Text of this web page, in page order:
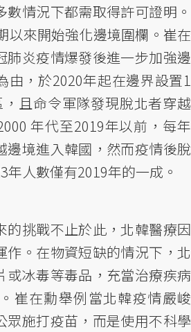
情況下都需取得許可證明。
以來開始強化邊境圍欄。崔在
肺炎疫情爆發後進一步加強邊
由，於2020年起在邊界設置1
且命令軍隊發現脫北者穿越
年代至2019年以前，每年
邊境進入韓國，然而疫情後脫
年人數僅有2019年的一成。
的挑戰不止於此，北韓醫療因
作。在物資短缺的情況下，北
或冰毒等毒品，充當治療疾病
崔在勳舉例當北韓疫情嚴峻
眾施打疫苗，而是使用不科學